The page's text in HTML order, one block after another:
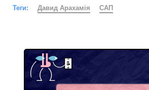
Теги: Давид Арахамія САП